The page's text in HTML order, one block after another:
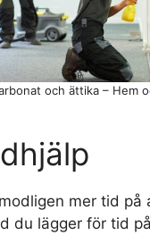
mer tid på
du lägger för tid
och ättika – Hem